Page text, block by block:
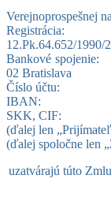
Verejnoprospešnej
Registrácia:
12.Pk.64.652/1990/
Bankové spojenie:
02 Bratislava
Číslo účtu:
IBAN: SK98
SKK, CIF:
(ďalej len
(ďalej spoločne len
uzatvárajú túto